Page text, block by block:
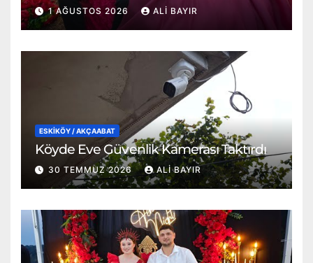
1 AĞUSTOS 2026 ALI BAYIR
ESKİKÖY / AKÇAABAT
Köyde Eve Güvenlik Kamerası Taktırdı
30 TEMMUZ 2026 ALI BAYIR